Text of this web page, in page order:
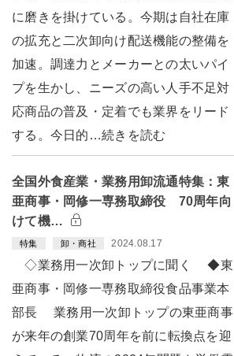
に磨きを掛けている。今期は自社在庫
の拡充と二次卸向け配送機能の整備を
加速。調達力とメーカーとの太いパイ
プを生かし、ニーズの高い人手不足対
応商品の普及・定着でも業界をリード
する。今日的…続きを読む
全国外食産業・業務用卸流通特集：東
亜商事・岡修一専務取締役 70周年向
けて機…
特集 卸・商社 2024.08.17
◇業務用一次卸トップに聞く ◆東
亜商事・岡修一専務取締役食品事業本
部長 業務用一次卸トップの東亜商事
が来年の創業70周年を前に転換点を迎